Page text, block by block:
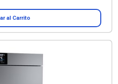
al Carrito